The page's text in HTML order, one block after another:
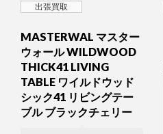
出張買取
MASTERWAL マスター
ウォール WILDWOOD
THICK41 LIVING
TABLE ワイルドウッド
シック41 リビングテー
ブル ブラックチェリー